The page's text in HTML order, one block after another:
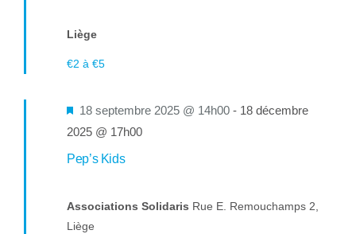
Liège
€2 à €5
Pep’s Kids
Mis
en
avant
18 septembre 2025 @ 14h00 - 18 décembre
2025 @ 17h00
Associations Solidaris Rue E. Remouchamps 2,
Liège